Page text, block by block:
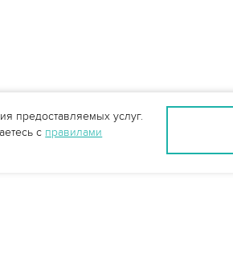
предоставляемых услуг.
с правилами